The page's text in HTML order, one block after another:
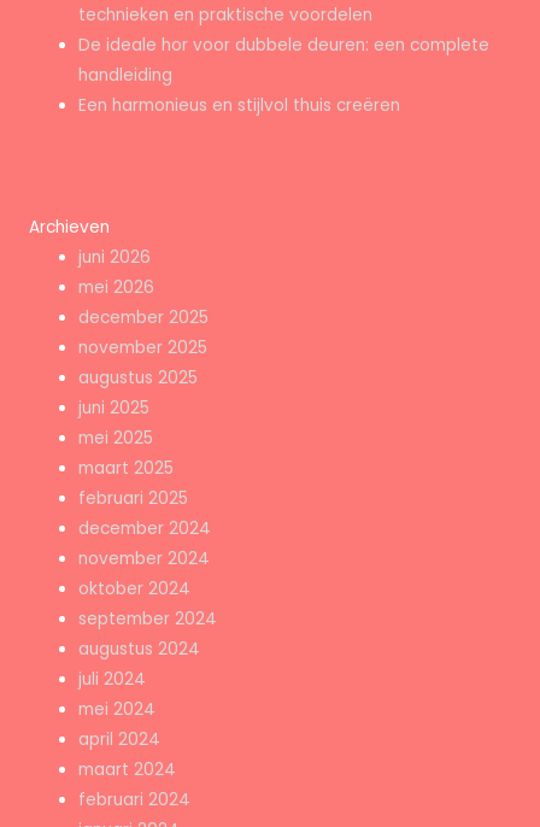
technieken en praktische voordelen
De ideale hor voor dubbele deuren: een complete
handleiding
Een harmonieus en stijlvol thuis creëren
Archieven
juni 2026
mei 2026
december 2025
november 2025
augustus 2025
juni 2025
mei 2025
maart 2025
februari 2025
december 2024
november 2024
oktober 2024
september 2024
augustus 2024
juli 2024
mei 2024
april 2024
maart 2024
februari 2024